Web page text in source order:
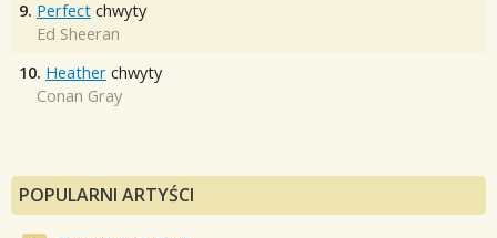
9. Perfect chwyty
Ed Sheeran
10. Heather chwyty
Conan Gray
POPULARNI ARTYŚCI